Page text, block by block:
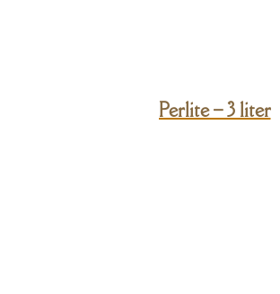
Perlite – 3 liter